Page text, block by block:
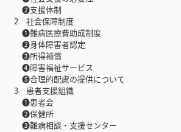
❷支援体制
2 社会保障制度
❶難病医療費助成制度
❷身体障害者認定
❸所得補償
❹障害福祉サービス
❺合理的配慮の提供について
3 患者支援組織
❶患者会
❷保健所
❸難病相談・支援センター